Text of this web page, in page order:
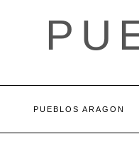
PUEBLOS ARAGON